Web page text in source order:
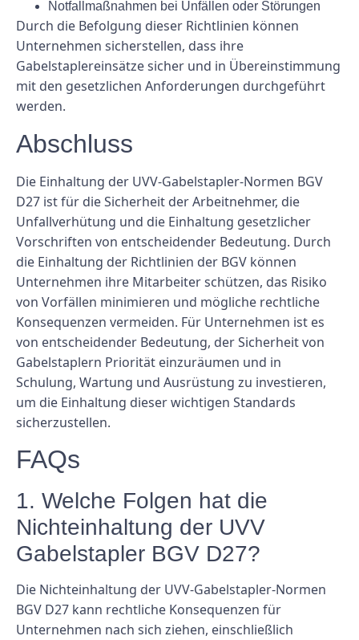
Notfallmaßnahmen bei Unfällen oder Störungen
Durch die Befolgung dieser Richtlinien können
Unternehmen sicherstellen, dass ihre
Gabelstaplereinsätze sicher und in Übereinstimmung
mit den gesetzlichen Anforderungen durchgeführt
werden.
Abschluss
Die Einhaltung der UVV-Gabelstapler-Normen BGV
D27 ist für die Sicherheit der Arbeitnehmer, die
Unfallverhütung und die Einhaltung gesetzlicher
Vorschriften von entscheidender Bedeutung. Durch
die Einhaltung der Richtlinien der BGV können
Unternehmen ihre Mitarbeiter schützen, das Risiko
von Vorfällen minimieren und mögliche rechtliche
Konsequenzen vermeiden. Für Unternehmen ist es
von entscheidender Bedeutung, der Sicherheit von
Gabelstaplern Priorität einzuräumen und in
Schulung, Wartung und Ausrüstung zu investieren,
um die Einhaltung dieser wichtigen Standards
sicherzustellen.
FAQs
1. Welche Folgen hat die
Nichteinhaltung der UVV
Gabelstapler BGV D27?
Die Nichteinhaltung der UVV-Gabelstapler-Normen
BGV D27 kann rechtliche Konsequenzen für
Unternehmen nach sich ziehen, einschließlich